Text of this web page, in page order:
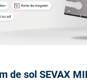
de sol SEVAX